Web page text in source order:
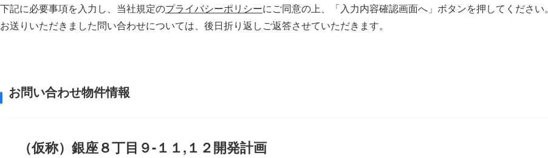
下記に必要事項を入力し、当社規定のプライバシーポリシーにご同意の上、「入力内容確認画面へ」ボタンを押してください。
お送りいただきました問い合わせについては、後⽇折り返しご返答させていただきます。
お問い合わせ物件情報
（仮称）銀座８丁目９-１１,１２開発計画